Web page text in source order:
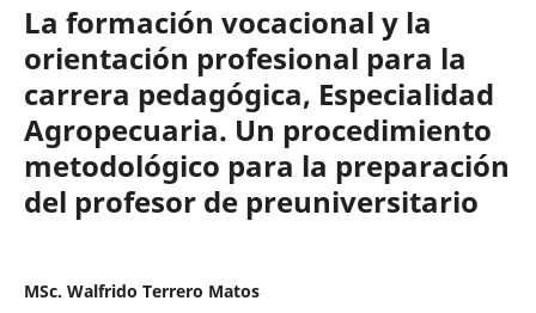
La formación vocacional y la
orientación profesional para la
carrera pedagógica, Especialidad
Agropecuaria. Un procedimiento
metodológico para la preparación
del profesor de preuniversitario
MSc. Walfrido Terrero Matos